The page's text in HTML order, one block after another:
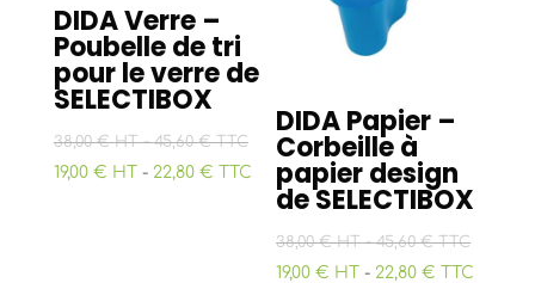
DIDA Verre –
Poubelle de tri
pour le verre de
SELECTIBOX
38,00 € HT-45,60 € TTC
19,00 € HT - 22,80 € TTC
DIDA Papier –
Corbeille à
papier design
de SELECTIBOX
38,00 € HT-45,60 € TTC
19,00 € HT - 22,80 € TTC